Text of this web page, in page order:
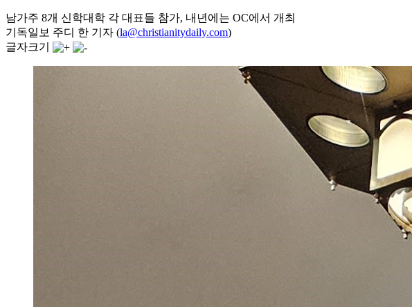
남가주 8개 신학대학 각 대표들 참가, 내년에는 OC에서 개최
기독일보 주디 한 기자 (la@christianitydaily.com)
글자크기